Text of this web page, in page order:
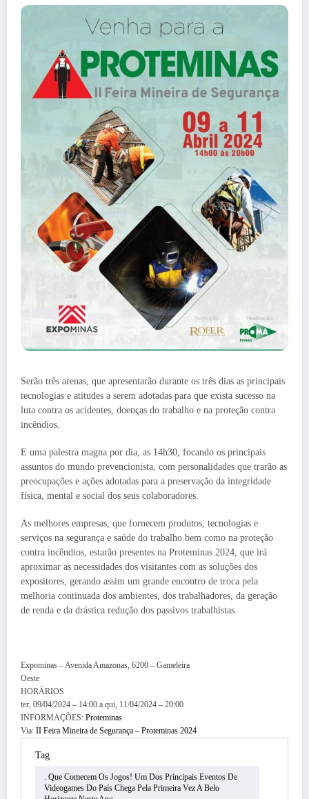
Serão três arenas, que apresentarão durante os três dias as principais
tecnologias e atitudes a serem adotadas para que exista sucesso na
luta contra os acidentes, doenças do trabalho e na proteção contra
incêndios.
E uma palestra magna por dia, as 14h30, focando os principais
assuntos do mundo prevencionista, com personalidades que trarão as
preocupações e ações adotadas para a preservação da integridade
física, mental e social dos seus colaboradores.
As melhores empresas, que fornecem produtos, tecnologias e
serviços na segurança e saúde do trabalho bem como na proteção
contra incêndios, estarão presentes na Proteminas 2024, que irá
aproximar as necessidades dos visitantes com as soluções dos
expositores, gerando assim um grande encontro de troca pela
melhoria continuada dos ambientes, dos trabalhadores, da geração
de renda e da drástica redução dos passivos trabalhistas.
Expominas – Avenida Amazonas, 6200 – Gameleira
Oeste
HORÁRIOS
ter, 09/04/2024 – 14:00 a qui, 11/04/2024 – 20:00
INFORMAÇÕES: Proteminas
Via: II Feira Mineira de Segurança – Proteminas 2024
Tag
. Que Comecem Os Jogos! Um Dos Principais Eventos De
Videogames Do País Chega Pela Primeira Vez A Belo